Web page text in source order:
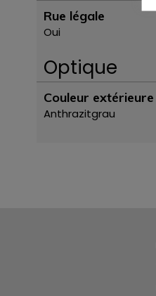
Rue légale
Oui
Optique
Couleur extérieure
Anthrazitgrau